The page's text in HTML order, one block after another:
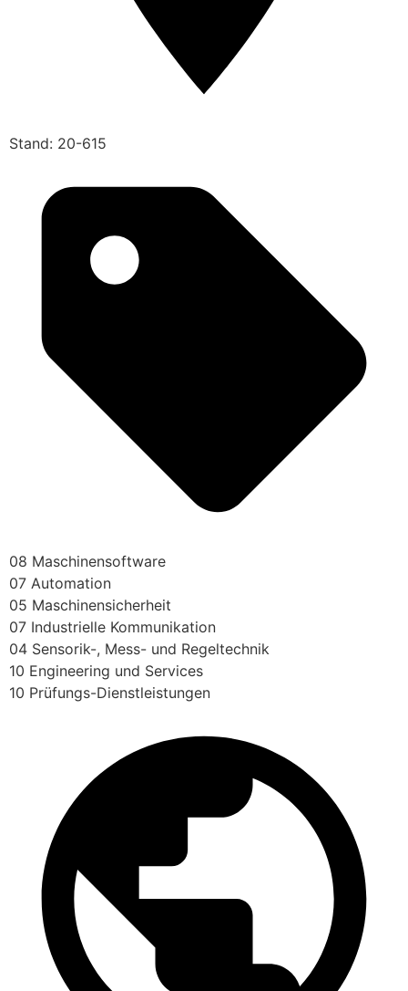
Stand: 20-615
08 Maschinensoftware
07 Automation
05 Maschinensicherheit
07 Industrielle Kommunikation
04 Sensorik-, Mess- und Regeltechnik
10 Engineering und Services
10 Prüfungs-Dienstleistungen